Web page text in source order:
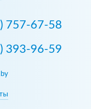
757-67-58
393-96-59